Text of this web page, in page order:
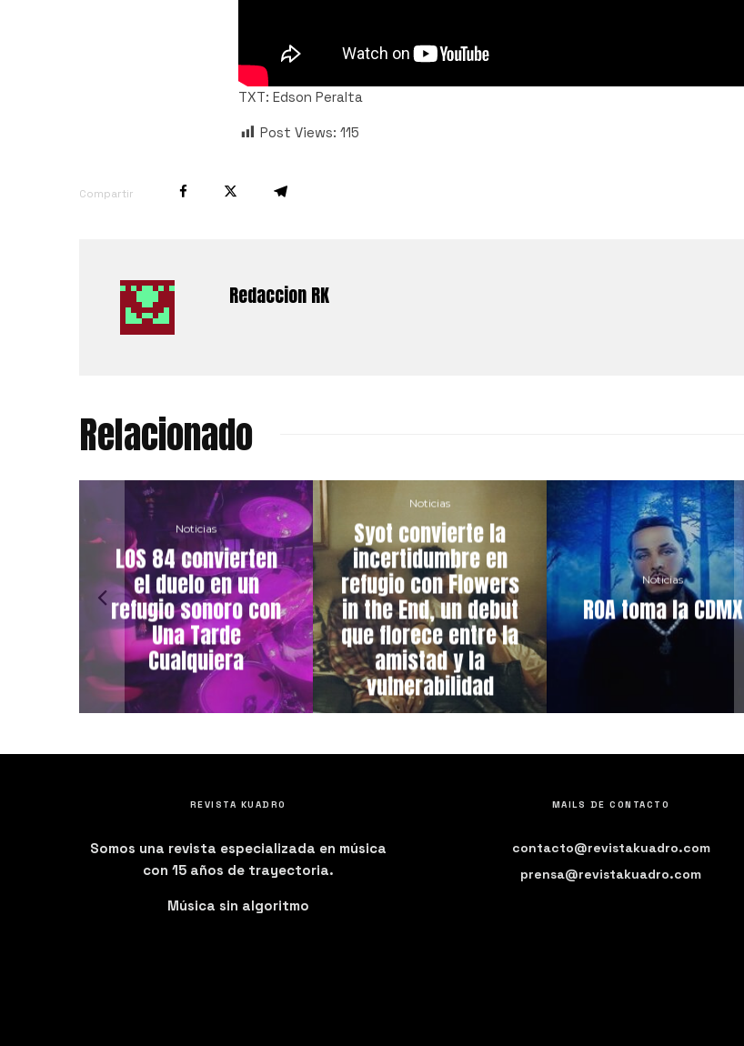
TXT: Edson Peralta
Post Views: 115
Compartir
Redaccion RK
Relacionado
Noticias
ROA toma la CDMX
Noticias
LOS 84 convierten
el duelo en un
refugio sonoro con
Una Tarde
Cualquiera
Noticias
Syot convierte la
incertidumbre en
refugio con Flowers
in the End, un debut
que florece entre la
amistad y la
vulnerabilidad
REVISTA KUADRO
Somos una revista especializada en música
con 15 años de trayectoria.
Música sin algoritmo
MAILS DE CONTACTO
contacto@revistakuadro.com
prensa@revistakuadro.com